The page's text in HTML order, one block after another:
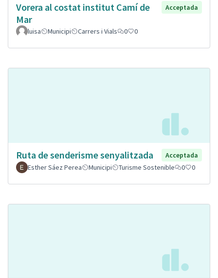
Vorera al costat institut Camí de
Mar
Acceptada
luisa Municipi Carrers i Vials 0 0
Ruta de senderisme senyalitzada
Acceptada
Esther Sáez Perea
Municipi Turisme Sostenible 0 0